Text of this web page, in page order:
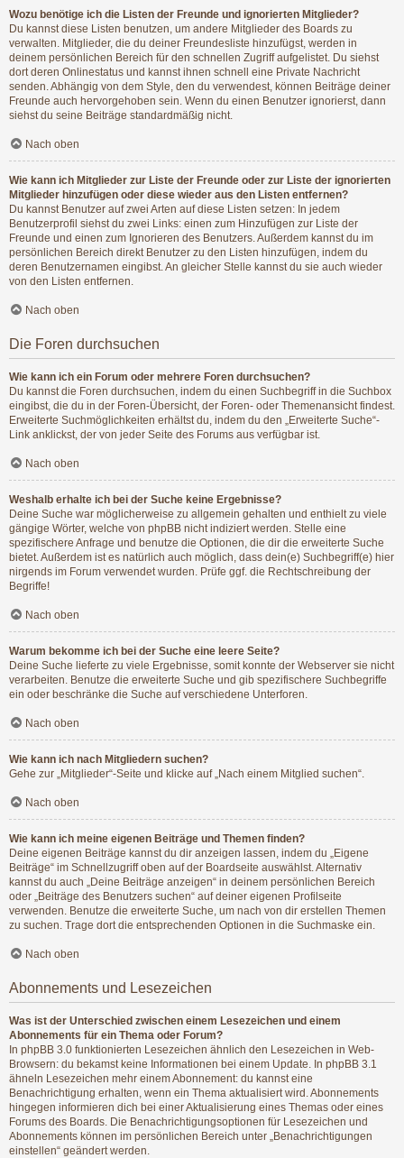
Wozu benötige ich die Listen der Freunde und ignorierten Mitglieder?
Du kannst diese Listen benutzen, um andere Mitglieder des Boards zu
verwalten. Mitglieder, die du deiner Freundesliste hinzufügst, werden in
deinem persönlichen Bereich für den schnellen Zugriff aufgelistet. Du siehst
dort deren Onlinestatus und kannst ihnen schnell eine Private Nachricht
senden. Abhängig von dem Style, den du verwendest, können Beiträge deiner
Freunde auch hervorgehoben sein. Wenn du einen Benutzer ignorierst, dann
siehst du seine Beiträge standardmäßig nicht.
Nach oben
Wie kann ich Mitglieder zur Liste der Freunde oder zur Liste der ignorierten
Mitglieder hinzufügen oder diese wieder aus den Listen entfernen?
Du kannst Benutzer auf zwei Arten auf diese Listen setzen: In jedem
Benutzerprofil siehst du zwei Links: einen zum Hinzufügen zur Liste der
Freunde und einen zum Ignorieren des Benutzers. Außerdem kannst du im
persönlichen Bereich direkt Benutzer zu den Listen hinzufügen, indem du
deren Benutzernamen eingibst. An gleicher Stelle kannst du sie auch wieder
von den Listen entfernen.
Nach oben
Die Foren durchsuchen
Wie kann ich ein Forum oder mehrere Foren durchsuchen?
Du kannst die Foren durchsuchen, indem du einen Suchbegriff in die Suchbox
eingibst, die du in der Foren-Übersicht, der Foren- oder Themenansicht findest.
Erweiterte Suchmöglichkeiten erhältst du, indem du den „Erweiterte Suche“-
Link anklickst, der von jeder Seite des Forums aus verfügbar ist.
Nach oben
Weshalb erhalte ich bei der Suche keine Ergebnisse?
Deine Suche war möglicherweise zu allgemein gehalten und enthielt zu viele
gängige Wörter, welche von phpBB nicht indiziert werden. Stelle eine
spezifischere Anfrage und benutze die Optionen, die dir die erweiterte Suche
bietet. Außerdem ist es natürlich auch möglich, dass dein(e) Suchbegriff(e) hier
nirgends im Forum verwendet wurden. Prüfe ggf. die Rechtschreibung der
Begriffe!
Nach oben
Warum bekomme ich bei der Suche eine leere Seite?
Deine Suche lieferte zu viele Ergebnisse, somit konnte der Webserver sie nicht
verarbeiten. Benutze die erweiterte Suche und gib spezifischere Suchbegriffe
ein oder beschränke die Suche auf verschiedene Unterforen.
Nach oben
Wie kann ich nach Mitgliedern suchen?
Gehe zur „Mitglieder“-Seite und klicke auf „Nach einem Mitglied suchen“.
Nach oben
Wie kann ich meine eigenen Beiträge und Themen finden?
Deine eigenen Beiträge kannst du dir anzeigen lassen, indem du „Eigene
Beiträge“ im Schnellzugriff oben auf der Boardseite auswählst. Alternativ
kannst du auch „Deine Beiträge anzeigen“ in deinem persönlichen Bereich
oder „Beiträge des Benutzers suchen“ auf deiner eigenen Profilseite
verwenden. Benutze die erweiterte Suche, um nach von dir erstellen Themen
zu suchen. Trage dort die entsprechenden Optionen in die Suchmaske ein.
Nach oben
Abonnements und Lesezeichen
Was ist der Unterschied zwischen einem Lesezeichen und einem
Abonnements für ein Thema oder Forum?
In phpBB 3.0 funktionierten Lesezeichen ähnlich den Lesezeichen in Web-
Browsern: du bekamst keine Informationen bei einem Update. In phpBB 3.1
ähneln Lesezeichen mehr einem Abonnement: du kannst eine
Benachrichtigung erhalten, wenn ein Thema aktualisiert wird. Abonnements
hingegen informieren dich bei einer Aktualisierung eines Themas oder eines
Forums des Boards. Die Benachrichtigungsoptionen für Lesezeichen und
Abonnements können im persönlichen Bereich unter „Benachrichtigungen
einstellen“ geändert werden.